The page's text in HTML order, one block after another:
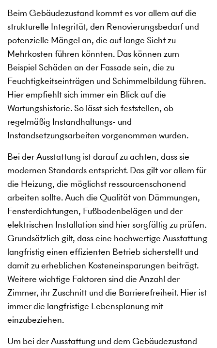
Beim Gebäudezustand kommt es vor allem auf die
strukturelle Integrität, den Renovierungsbedarf und
potenzielle Mängel an, die auf lange Sicht zu
Mehrkosten führen könnten. Das können zum
Beispiel Schäden an der Fassade sein, die zu
Feuchtigkeitseinträgen und Schimmelbildung führen.
Hier empfiehlt sich immer ein Blick auf die
Wartungshistorie. So lässt sich feststellen, ob
regelmäßig Instandhaltungs- und
Instandsetzungsarbeiten vorgenommen wurden.
Bei der Ausstattung ist darauf zu achten, dass sie
modernen Standards entspricht. Das gilt vor allem für
die Heizung, die möglichst ressourcenschonend
arbeiten sollte. Auch die Qualität von Dämmungen,
Fensterdichtungen, Fußbodenbelägen und der
elektrischen Installation sind hier sorgfältig zu prüfen.
Grundsätzlich gilt, dass eine hochwertige Ausstattung
langfristig einen effizienten Betrieb sicherstellt und
damit zu erheblichen Kosteneinsparungen beiträgt.
Weitere wichtige Faktoren sind die Anzahl der
Zimmer, ihr Zuschnitt und die Barrierefreiheit. Hier ist
immer die langfristige Lebensplanung mit
einzubeziehen.
Um bei der Ausstattung und dem Gebäudezustand